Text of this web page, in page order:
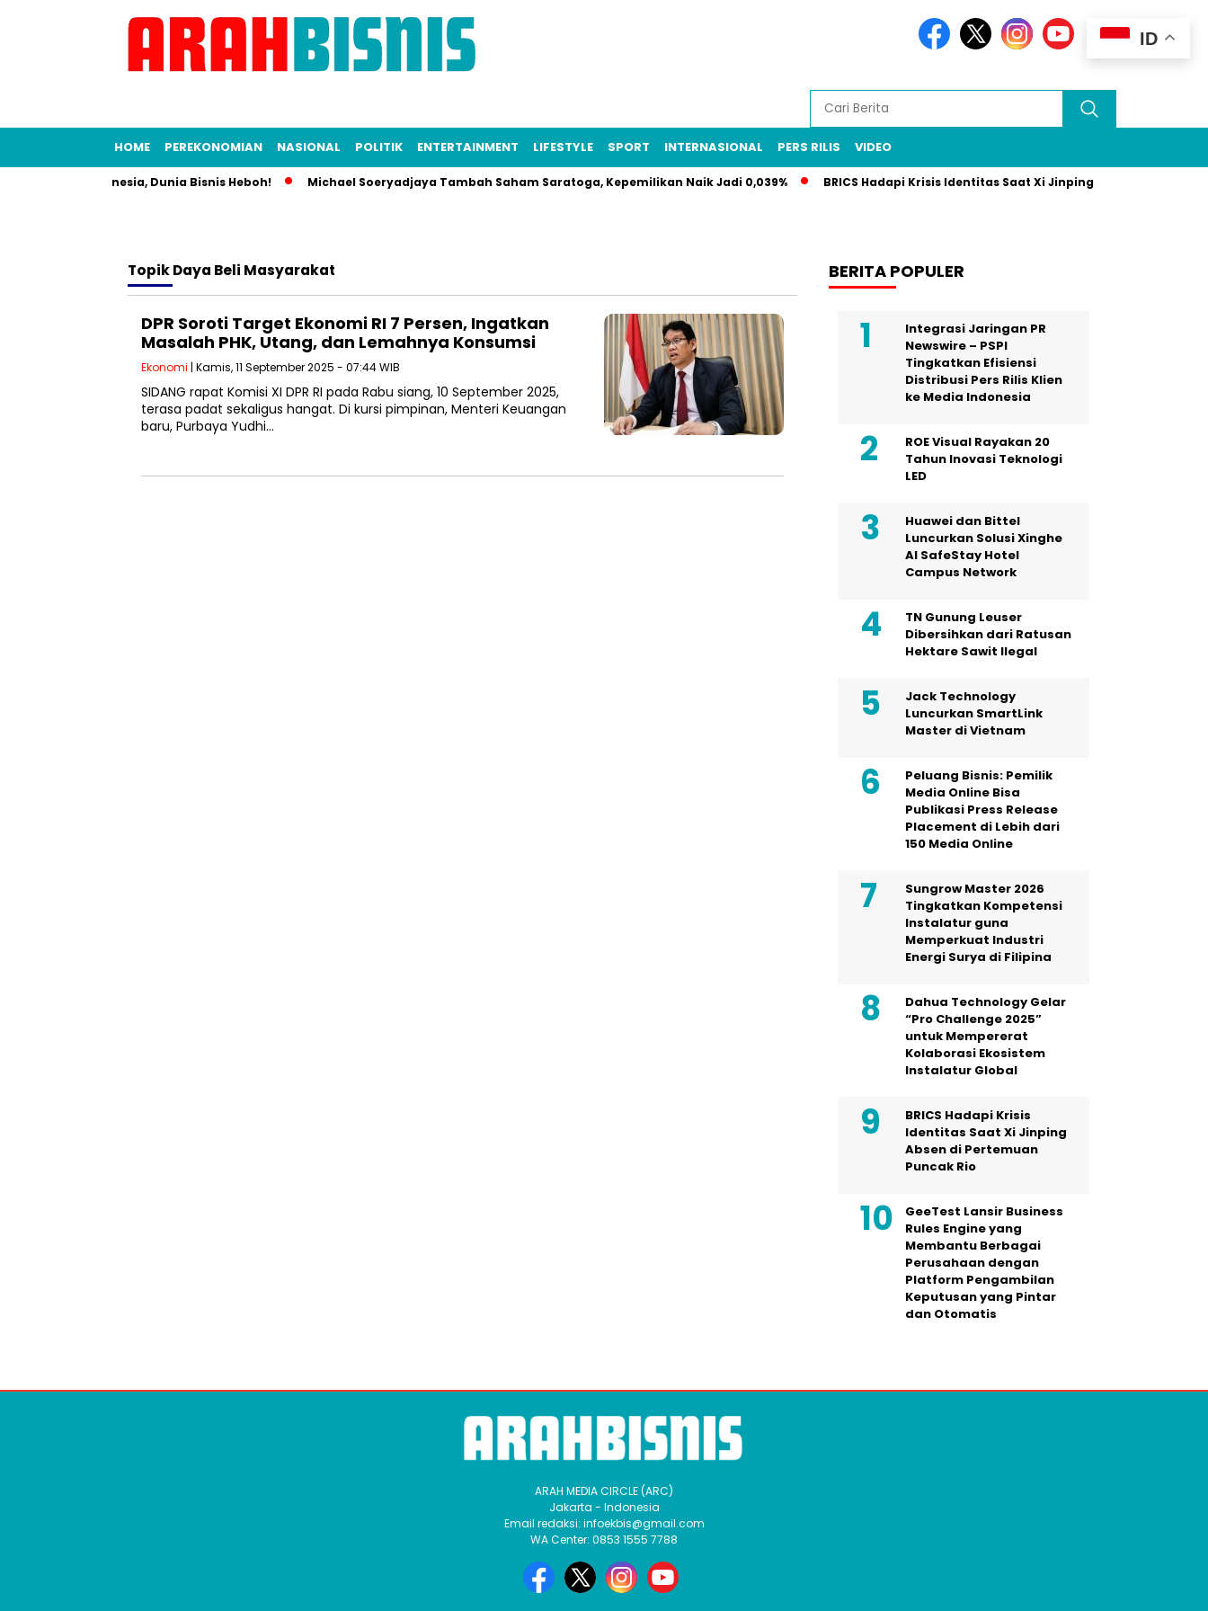
HOME PEREKONOMIAN NASIONAL POLITIK ENTERTAINMENT LIFESTYLE SPORT INTERNASIONAL PERS RILIS VIDEO
Alih KFC Indonesia, Dunia Bisnis Heboh! Michael Soeryadjaya Tambah Saham Saratoga, Kepemilikan Naik Jadi 0,039% BRICS Hadapi Krisis Identitas Saat Xi Jinping Absen di Pertemuan
TopikDaya Beli Masyarakat
DPR Soroti Target Ekonomi RI 7 Persen, Ingatkan
Masalah PHK, Utang, dan Lemahnya Konsumsi
Ekonomi | Kamis, 11 September 2025 - 07:44 WIB
SIDANG rapat Komisi XI DPR RI pada Rabu siang, 10 September 2025,
terasa padat sekaligus hangat. Di kursi pimpinan, Menteri Keuangan
baru, Purbaya Yudhi…
BERITA POPULER
Integrasi Jaringan PR
Newswire – PSPI
Tingkatkan Efisiensi
Distribusi Pers Rilis Klien
ke Media Indonesia
ROE Visual Rayakan 20
Tahun Inovasi Teknologi
LED
Huawei dan Bittel
Luncurkan Solusi Xinghe
Al SafeStay Hotel
Campus Network
TN Gunung Leuser
Dibersihkan dari Ratusan
Hektare Sawit Ilegal
Jack Technology
Luncurkan SmartLink
Master di Vietnam
Peluang Bisnis: Pemilik
Media Online Bisa
Publikasi Press Release
Placement di Lebih dari
150 Media Online
Sungrow Master 2026
Tingkatkan Kompetensi
Instalatur guna
Memperkuat Industri
Energi Surya di Filipina
Dahua Technology Gelar
“Pro Challenge 2025”
untuk Mempererat
Kolaborasi Ekosistem
Instalatur Global
BRICS Hadapi Krisis
Identitas Saat Xi Jinping
Absen di Pertemuan
Puncak Rio
GeeTest Lansir Business
Rules Engine yang
Membantu Berbagai
Perusahaan dengan
Platform Pengambilan
Keputusan yang Pintar
dan Otomatis
ID
ARAH MEDIA CIRCLE (ARC)
Jakarta - Indonesia
Email redaksi: infoekbis@gmail.com
WA Center: 0853 1555 7788